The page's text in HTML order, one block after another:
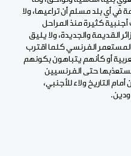
في أي بلد مسلم أن تراعيها، ولا
كثيرة منذ المراحل
القديمة والجديدة، ولا يليق
الفرنسي كلما اقترب
أو كأنهم يتباهون بكونهم
حتى الفرنسيين
التاريخ ولاء للأجنبي،
ودين.